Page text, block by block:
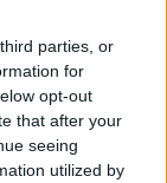
parties, or
for
opt-out
that after your
seeing
utilized by
χρηματοδότηση
ασφάλεια